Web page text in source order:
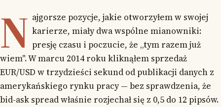
N ajgorsze pozycje, jakie otworzyłem w swojej
karierze, miały dwa wspólne mianowniki:
presję czasu i poczucie, że „tym razem już
wiem". W marcu 2014 roku kliknąłem sprzedaż
EUR/USD w trzydzieści sekund od publikacji danych z
amerykańskiego rynku pracy — bez sprawdzenia, że
bid-ask spread właśnie rozjechał się z 0,5 do 12 pipsów.